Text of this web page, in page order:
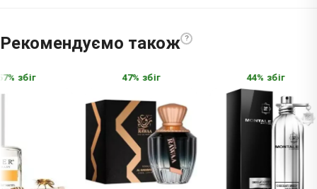
Рекомендуємо також ?
збіг 47% збіг 44% збіг